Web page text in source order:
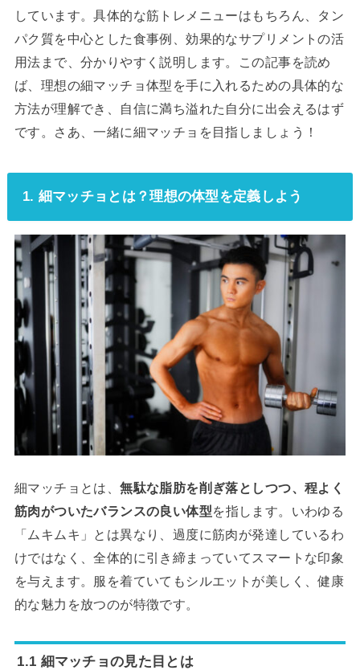
しています。具体的な筋トレメニューはもちろん、タン
パク質を中心とした食事例、効果的なサプリメントの活
用法まで、分かりやすく説明します。この記事を読め
ば、理想の細マッチョ体型を手に入れるための具体的な
方法が理解でき、自信に満ち溢れた自分に出会えるはず
です。さあ、一緒に細マッチョを目指しましょう！
1. 細マッチョとは？理想の体型を定義しよう
細マッチョとは、無駄な脂肪を削ぎ落としつつ、程よく
筋肉がついたバランスの良い体型を指します。いわゆる
「ムキムキ」とは異なり、過度に筋肉が発達しているわ
けではなく、全体的に引き締まっていてスマートな印象
を与えます。服を着ていてもシルエットが美しく、健康
的な魅力を放つのが特徴です。
1.1 細マッチョの見た目とは